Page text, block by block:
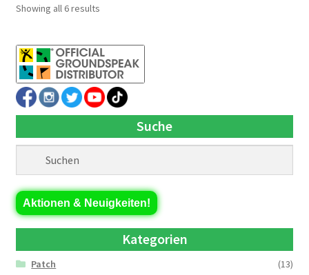
Showing all 6 results
Suche
Aktionen & Neuigkeiten!
Kategorien
Patch
(13)